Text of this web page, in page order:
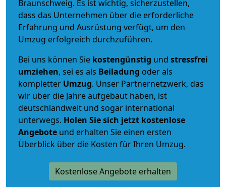
Braunschweig. Es ist wichtig, sicherzustellen,
dass das Unternehmen über die erforderliche
Erfahrung und Ausrüstung verfügt, um den
Umzug erfolgreich durchzuführen.
Bei uns können Sie kostengünstig und stressfrei
umziehen, sei es als Beiladung oder als
kompletter Umzug. Unser Partnernetzwerk, das
wir über die Jahre aufgebaut haben, ist
deutschlandweit und sogar international
unterwegs. Holen Sie sich jetzt kostenlose
Angebote und erhalten Sie einen ersten
Überblick über die Kosten für Ihren Umzug.
Kostenlose Angebote erhalten